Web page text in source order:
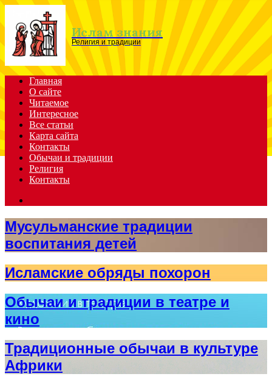
Menu
Ислам знания
Религия и традиции
Главная
О сайте
Читаемое
Интересное
Все статьи
Карта сайта
Контакты
Обычаи и традиции
Религия
Контакты
Мусульманские традиции
воспитания детей
Исламские обряды похорон
Обычаи и традиции в театре и
кино
Традиционные обычаи в культуре
Африки